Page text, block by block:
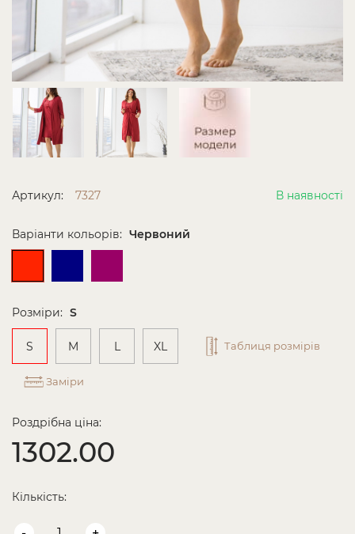
Артикул: 7327 В наявності
Варіанти кольорів: Червоний
Розміри: S
S M L XL Таблиця розмірів
Заміри
Роздрібна ціна:
1302.00
Кількість: